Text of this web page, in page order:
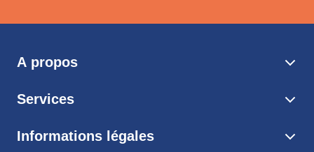
A propos
Services
Informations légales